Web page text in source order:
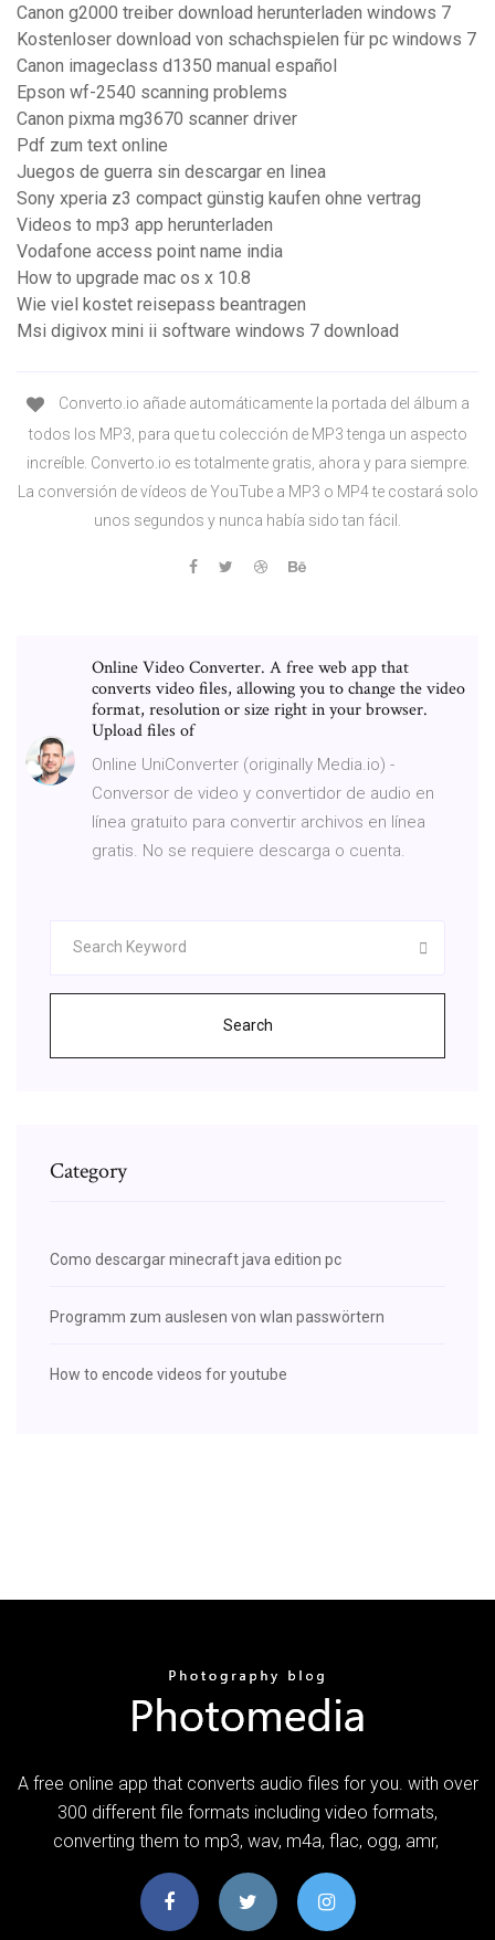
Canon g2000 treiber download herunterladen windows 7
Kostenloser download von schachspielen für pc windows 7
Canon imageclass d1350 manual español
Epson wf-2540 scanning problems
Canon pixma mg3670 scanner driver
Pdf zum text online
Juegos de guerra sin descargar en linea
Sony xperia z3 compact günstig kaufen ohne vertrag
Videos to mp3 app herunterladen
Vodafone access point name india
How to upgrade mac os x 10.8
Wie viel kostet reisepass beantragen
Msi digivox mini ii software windows 7 download
Converto.io añade automáticamente la portada del álbum a
todos los MP3, para que tu colección de MP3 tenga un aspecto
increíble. Converto.io es totalmente gratis, ahora y para siempre.
La conversión de vídeos de YouTube a MP3 o MP4 te costará solo
unos segundos y nunca había sido tan fácil.
Online Video Converter. A free web app that
converts video files, allowing you to change the video
format, resolution or size right in your browser.
Upload files of
Online UniConverter (originally Media.io) -
Conversor de video y convertidor de audio en
línea gratuito para convertir archivos en línea
gratis. No se requiere descarga o cuenta.
Search
Category
Como descargar minecraft java edition pc
Programm zum auslesen von wlan passwörtern
How to encode videos for youtube
A free online app that converts audio files for you. with over
300 different file formats including video formats,
converting them to mp3, wav, m4a, flac, ogg, amr,